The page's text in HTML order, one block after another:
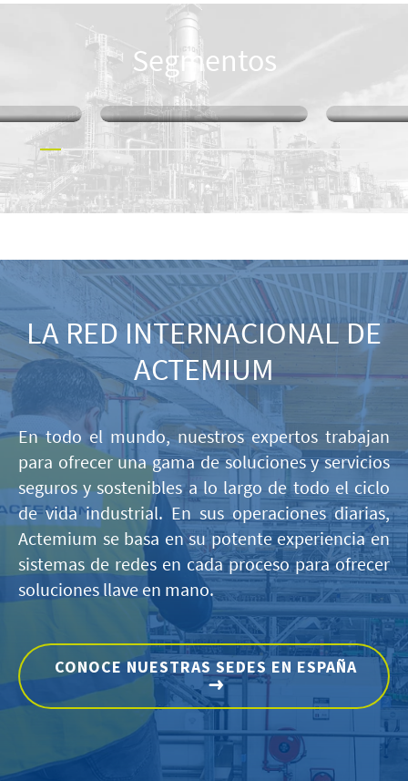
Segmentos
SOLUCIONES
LA RED INTERNACIONAL DE
ACTEMIUM
En todo el mundo, nuestros expertos trabajan
para ofrecer una gama de soluciones y servicios
seguros y sostenibles a lo largo de todo el ciclo
de vida industrial. En sus operaciones diarias,
Actemium se basa en su potente experiencia en
sistemas de redes en cada proceso para ofrecer
soluciones llave en mano.
CONOCE NUESTRAS SEDES EN ESPAÑA